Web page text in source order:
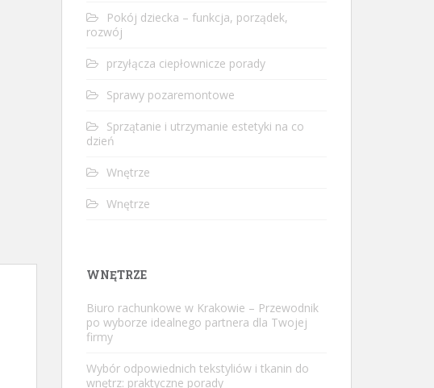
Pokój dziecka – funkcja, porządek,
rozwój
przyłącza ciepłownicze porady
Sprawy pozaremontowe
Sprzątanie i utrzymanie estetyki na co
dzień
Wnętrze
Wnętrze
WNĘTRZE
Biuro rachunkowe w Krakowie – Przewodnik
po wyborze idealnego partnera dla Twojej
firmy
Wybór odpowiednich tekstyliów i tkanin do
wnętrz: praktyczne porady